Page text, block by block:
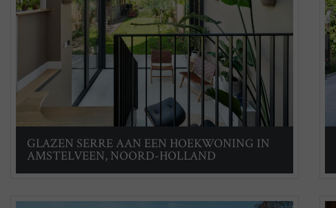
GLAZEN SERRE AAN EEN HOEKWONING IN
AMSTELVEEN, NOORD-HOLLAND